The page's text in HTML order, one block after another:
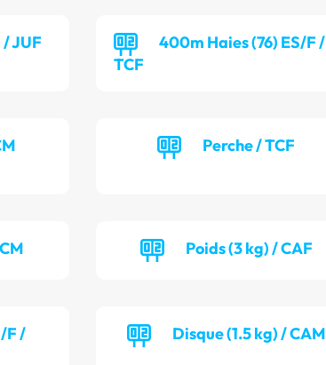
JUF
400m Haies (76) ES/F /
TCF
Perche / TCF
Poids (3 kg) / CAF
F /
Disque (1.5 kg) / CAM